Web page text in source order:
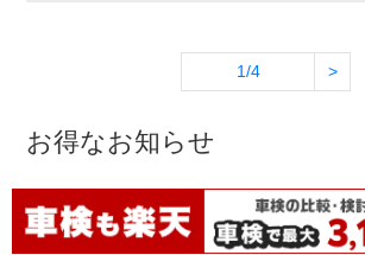
1/4 >
お得なお知らせ